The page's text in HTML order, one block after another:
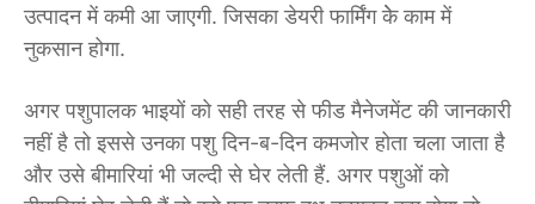
उत्पादन में कमी आ जाएगी. जिसका डेयरी फार्मिंग केे काम में
नुकसान होगा.
अगर पशुपालक भाइयों को सही तरह से फीड मैनेजमेंट की जानकारी
नहीं है तो इससे उनका पशु दिन-ब-दिन कमजोर होता चला जाता है
और उसे बीमारियां भी जल्दी से घेर लेती हैं. अगर पशुओं को